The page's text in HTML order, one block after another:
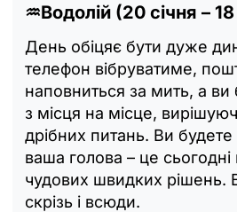
♒Водолій (20 січня –
День обіцяє бути дуже
телефон вібруватиме,
наповниться за мить, а ви
з місця на місце,
дрібних питань. Ви будете
ваша голова – це сьогодні
чудових швидких рішень.
скрізь і всюди.